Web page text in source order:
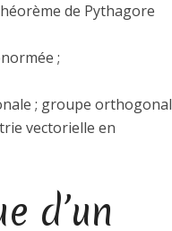
de Pythagore
;
; groupe orthogonal
vectorielle en
d’un